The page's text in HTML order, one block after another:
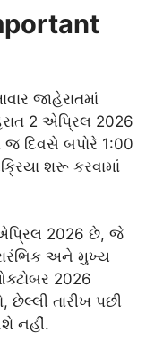
જાહેરાતમાં
2 એપ્રિલ 2026
જ દિવસે બપોરે 1:00
શરૂ કરવામાં
2026 છે, જે
અને મુખ્ય
2026
છેલ્લી તારીખ પછી
નહીં.